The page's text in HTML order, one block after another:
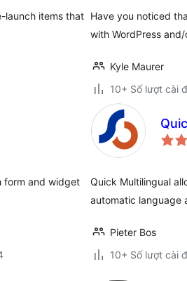
launch items that Have you noticed
with WordPress
Kyle Maurer
10+ Số lượt cài
form and widget
Quick Multilingual
automatic language
Pieter Bos
10+ Số lượt cài